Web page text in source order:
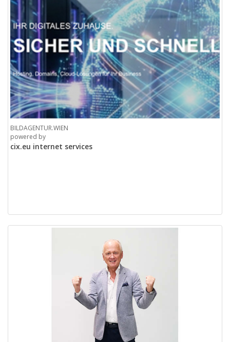
BILDAGENTUR.WIEN
powered by
cix.eu internet services